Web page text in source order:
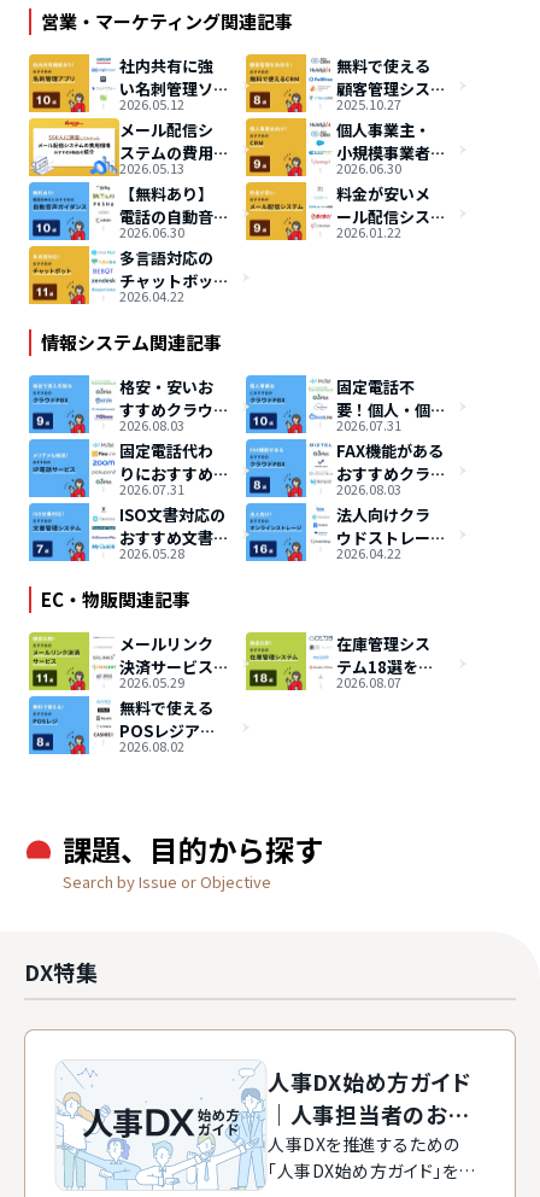
業者にも最適
営業・マーケティング関連記事
社内共有に強
い名刺管理ソ
フトおすすめ
10選【無料あ
り】
2026.05.12
無料で使える
顧客管理シス
テム8選！CRM
の選び方も解
説
2025.10.27
メール配信シ
ステムの費用
相場は？料金
比較で安いお
すすめ9選も紹
介
2026.05.13
個人事業主・
小規模事業者
向けの
CRM（顧客管
理ソフト）お
すすめ9選
2026.06.30
【無料あり】
電話の自動音
声応答システ
ム（IVR）おす
すめ10選
2026.06.30
料金が安いメ
ール配信シス
テムおすすめ9
2026.01.22
多言語対応の
チャットボッ
トおすすめ11
も紹介
2026.04.22
情報システム関連記事
格安・安いお
すすめクラウ
ドPBX9選【料
金比較表あ
り】
2026.08.03
固定電話不
要！個人・個
人事業主にお
すすめのクラ
ウドPBX10選
2026.07.31
固定電話代わ
りにおすすめ
のIP電話9選を
比較
2026.07.31
FAX機能がある
おすすめクラ
ウドPBX8選！
使い方・メリ
ットも解説
2026.08.03
ISO文書対応の
おすすめ文書
管理システム7
2026.05.28
法人向けクラ
ウドストレー
ジ16選を徹底
2026.04.22
EC・物販関連記事
メールリンク
決済サービス
を比較！おす
すめ11選
2026.05.29
在庫管理シス
テム18選を厳
選比較
2026.08.07
無料で使える
POSレジアプ
リ8選！注意
2026.08.02
課題、目的から探す
Search by Issue or Objective
DX特集
人事DX始め方ガイド
｜人事担当者のお悩
みをデジタルの力で
解決!
人事DXを推進するための
「人事DX始め方ガイド」をご